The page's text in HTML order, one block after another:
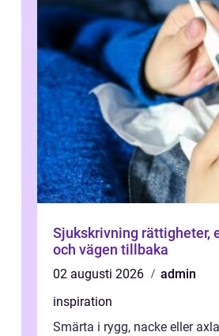
Sjukskrivning rättigheter, ersättning
och vägen tillbaka
02 augusti 2026
admin
inspiration
Smärta i rygg, nacke eller